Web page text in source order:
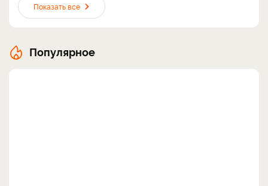
Показать все
Популярное